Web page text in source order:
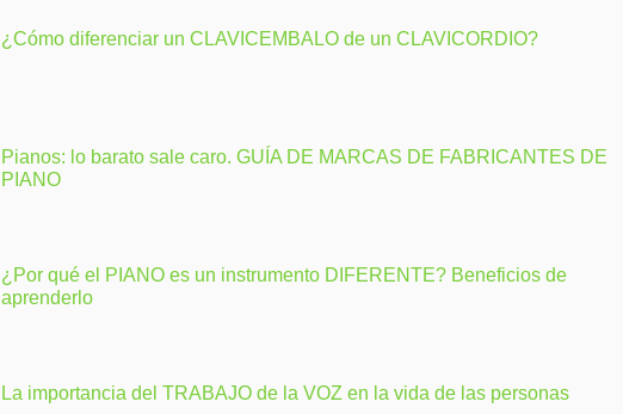
¿Cómo diferenciar un CLAVICEMBALO de un CLAVICORDIO?
Pianos: lo barato sale caro. GUÍA DE MARCAS DE FABRICANTES DE
PIANO
¿Por qué el PIANO es un instrumento DIFERENTE? Beneficios de
aprenderlo
La importancia del TRABAJO de la VOZ en la vida de las personas